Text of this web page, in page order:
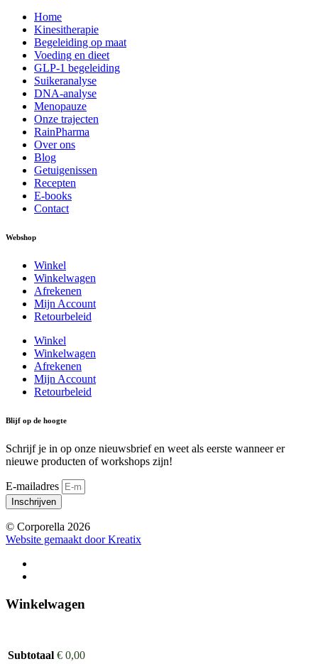
Home
Kinesitherapie
Begeleiding op maat
Voeding en dieet
GLP-1 begeleiding
Suikeranalyse
DNA-analyse
Menopauze
Onze trajecten
RainPharma
Over ons
Blog
Getuigenissen
Recepten
E-books
Contact
Webshop
Winkel
Winkelwagen
Afrekenen
Mijn Account
Retourbeleid
Winkel
Winkelwagen
Afrekenen
Mijn Account
Retourbeleid
Blijf op de hoogte
Schrijf je in op onze nieuwsbrief en weet als eerste wanneer er
nieuwe producten of workshops zijn!
E-mailadres
Inschrijven
© Corporella 2026
Website gemaakt door Kreatix
Winkelwagen
Subtotaal € 0,00